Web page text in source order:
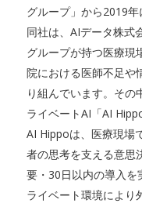
グループ」から2019年
同社は、AIデータ株式
グループが持つ医療現
院における医師不足や
り組んでいます。そ
ライベートAI「AI
AI Hippoは、医療現場
者の思考を支える意思
要・30日以内の導入を
ライベート環境により